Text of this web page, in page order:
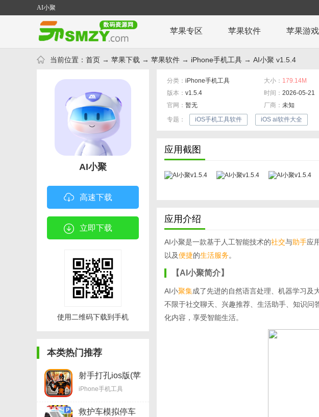
AI小聚
苹果专区 苹果软件 苹果游戏
当前位置： 首页 → 苹果下载 → 苹果软件 → iPhone手机工具 → AI小聚 v1.5.4
AI小聚
高速下载
立即下载
使用二维码下载到手机
本类热门推荐
射手打孔ios版(苹
果射击手游) v1.8
最新版
iPhone手机工具
救护车模拟停车
分类： iPhone手机工具 大小： 179.14M
版本： v1.5.4 时间： 2026-05-21
官网： 暂无 厂商： 未知
专题：
iOS手机工具软件 iOS ai软件大全
应用截图
应用介绍
AI小聚是一款基于人工智能技术的社交与助手应
以及便捷的生活服务。
【AI小聚简介】
AI小聚集成了先进的自然语言处理、机器学习及
不限于社交聊天、兴趣推荐、生活助手、知识问
化内容，享受智能生活。